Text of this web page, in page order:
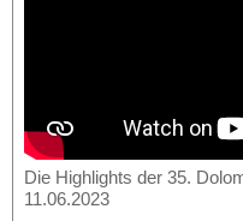
Die Highlights der 35.
11.06.2023